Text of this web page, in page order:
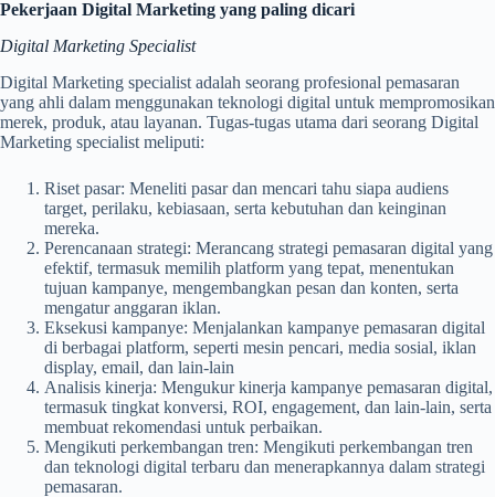
Pekerjaan Digital Marketing yang paling dicari
Digital Marketing Specialist
Digital Marketing specialist adalah seorang profesional pemasaran
yang ahli dalam menggunakan teknologi digital untuk mempromosikan
merek, produk, atau layanan. Tugas-tugas utama dari seorang Digital
Marketing specialist meliputi:
Riset pasar: Meneliti pasar dan mencari tahu siapa audiens
target, perilaku, kebiasaan, serta kebutuhan dan keinginan
mereka.
Perencanaan strategi: Merancang strategi pemasaran digital yang
efektif, termasuk memilih platform yang tepat, menentukan
tujuan kampanye, mengembangkan pesan dan konten, serta
mengatur anggaran iklan.
Eksekusi kampanye: Menjalankan kampanye pemasaran digital
di berbagai platform, seperti mesin pencari, media sosial, iklan
display, email, dan lain-lain
Analisis kinerja: Mengukur kinerja kampanye pemasaran digital,
termasuk tingkat konversi, ROI, engagement, dan lain-lain, serta
membuat rekomendasi untuk perbaikan.
Mengikuti perkembangan tren: Mengikuti perkembangan tren
dan teknologi digital terbaru dan menerapkannya dalam strategi
pemasaran.